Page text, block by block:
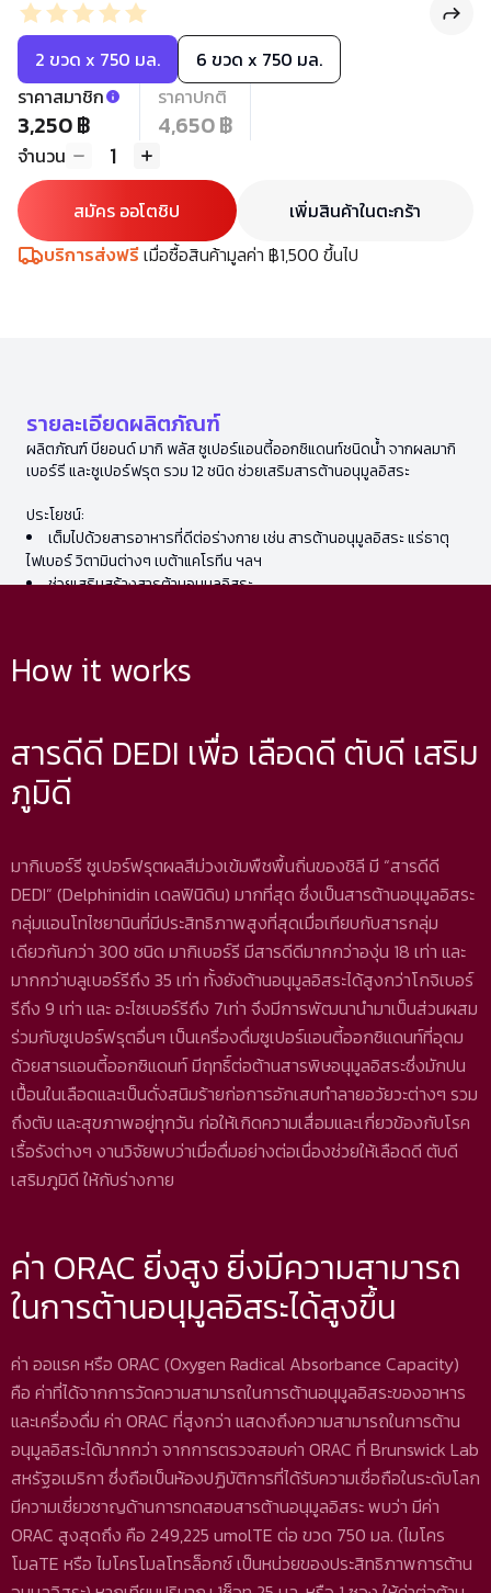
2 ขวด x 750 มล.
6 ขวด x 750 มล.
ราคาสมาชิก
3,250 ฿
ราคาปกติ
4,650 ฿
จำนวน 1
สมัคร ออโตชิป
เพิ่มสินค้าในตะกร้า
บริการส่งฟรีเมื่อซื้อสินค้ามูลค่า ฿1,500 ขึ้นไป
รายละเอียดผลิตภัณฑ์
ผลิตภัณฑ์ บียอนด์ มากิ พลัส ซูเปอร์แอนตี้ออกซิแดนท์ชนิดน้ำ จากผลมากิ
เบอร์รี และซูเปอร์ฟรุต รวม 12 ชนิด ช่วยเสริมสารต้านอนุมูลอิสระ
ประโยชน์:
เต็มไปด้วยสารอาหารที่ดีต่อร่างกาย เช่น สารต้านอนุมูลอิสระ แร่ธาตุ
ไฟเบอร์ วิตามินต่างๆ เบต้าแคโรทีน ฯลฯ
ช่วยเสริมสร้างสารต้านอนุมูลอิสระ
How it works
สารดีดี DEDI เพื่อ เลือดดี ตับดี เสริม
ภูมิดี
มากิเบอร์รี ซูเปอร์ฟรุตผลสีม่วงเข้มพืชพื้นถิ่นของชิลี มี “สารดีดี
DEDI” (Delphinidin เดลฟินิดิน) มากที่สุด ซึ่งเป็นสารต้านอนุมูลอิสระ
กลุ่มแอนโทไซยานินที่มีประสิทธิภาพสูงที่สุดเมื่อเทียบกับสารกลุ่ม
เดียวกันกว่า 300 ชนิด มากิเบอร์รี มีสารดีดีมากกว่าองุ่น 18 เท่า และ
มากกว่าบลูเบอร์รีถึง 35 เท่า ทั้งยังต้านอนุมูลอิสระได้สูงกว่าโกจิเบอร์
รีถึง 9 เท่า และ อะไซเบอร์รีถึง 7เท่า จึงมีการพัฒนานำมาเป็นส่วนผสม
ร่วมกับซูเปอร์ฟรุตอื่นๆ เป็นเครื่องดื่มซูเปอร์แอนตี้ออกซิแดนท์ที่อุดม
ด้วยสารแอนตี้ออกซิแดนท์ มีฤทธิ์ต่อต้านสารพิษอนุมูลอิสระซึ่งมักปน
เปื้อนในเลือดและเป็นดั่งสนิมร้ายก่อการอักเสบทำลายอวัยวะต่างๆ รวม
ถึงตับ และสุขภาพอยู่ทุกวัน ก่อให้เกิดความเสื่อมและเกี่ยวข้องกับโรค
เรื้อรังต่างๆ งานวิจัยพบว่าเมื่อดื่มอย่างต่อเนื่องช่วยให้เลือดดี ตับดี
เสริมภูมิดี ให้กับร่างกาย
ค่า ORAC ยิ่งสูง ยิ่งมีความสามารถ
ในการต้านอนุมูลอิสระได้สูงขึ้น
ค่า ออแรค หรือ ORAC (Oxygen Radical Absorbance Capacity)
คือ ค่าที่ได้จากการวัดความสามารถในการต้านอนุมูลอิสระของอาหาร
และเครื่องดื่ม ค่า ORAC ที่สูงกว่า แสดงถึงความสามารถในการต้าน
อนุมูลอิสระได้มากกว่า จากการตรวจสอบค่า ORAC ที่ Brunswick Lab
สหรัฐอเมริกา ซึ่งถือเป็นห้องปฏิบัติการที่ได้รับความเชื่อถือในระดับโลก
มีความเชี่ยวชาญด้านการทดสอบสารต้านอนุมูลอิสระ พบว่า มีค่า
ORAC สูงสุดถึง คือ 249,225 umolTE ต่อ ขวด 750 มล. (ไมโคร
โมลTE หรือ ไมโครโมลโทรล็อกซ์ เป็นหน่วยของประสิทธิภาพการต้าน